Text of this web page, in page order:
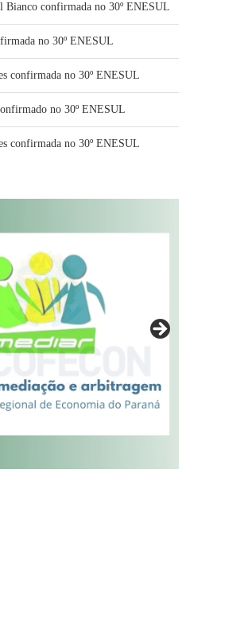
Bianco confirmada no 30º ENESUL
no 30º ENESUL
confirmada no 30º ENESUL
no 30º ENESUL
confirmada no 30º ENESUL